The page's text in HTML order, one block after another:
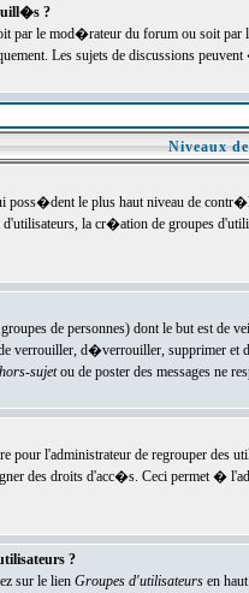
?
le mod�rateur du forum ou soit par
Les sujets de discussions
Niveaux
poss�dent le plus haut niveau de
la cr�ation de groupes
de personnes) dont le but est de
verrouiller, d�verrouiller, supprimer
hors-sujetou de poster des messages ne
pour l'administrateur de regrouper des
des droits d'acc�s. Ceci permet
?
sur le lien Groupes d'utilisateursen haut